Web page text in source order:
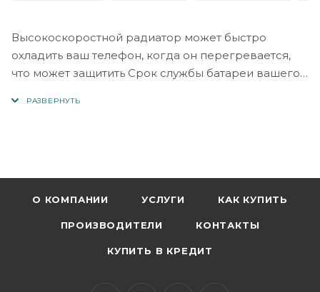
Высокоскоростной радиатор может быстро
охладить ваш телефон, когда он перегревается,
что может защитить Срок службы батареи вашего
О КОМПАНИИ УСЛУГИ КАК КУПИТЬ
ПРОИЗВОДИТЕЛИ КОНТАКТЫ
КУПИТЬ В КРЕДИТ